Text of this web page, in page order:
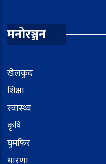
मनोरञ्जन
खेलकुद
शिक्षा
स्वास्थ्य
कृषि
घुमफिर
धारणा